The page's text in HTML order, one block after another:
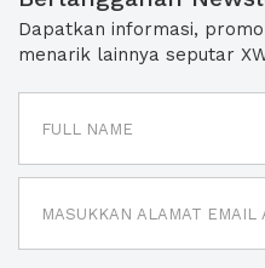
Dapatkan informasi,
menarik lainnya seputar